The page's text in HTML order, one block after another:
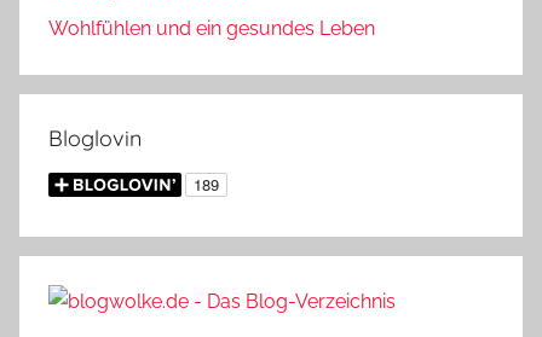
Wohlfühlen und ein gesundes Leben
Bloglovin